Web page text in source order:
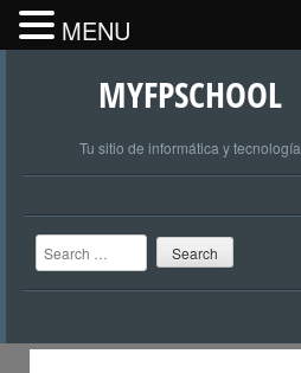
MYFPSCHOOL
Tu sitio de informática y tecnología
Search
MENU